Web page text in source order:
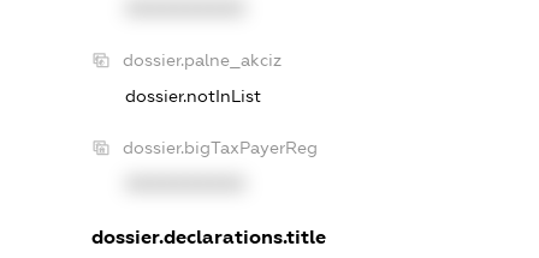
dossier.palne_akciz
dossier.notInList
dossier.bigTaxPayerReg
dossier.declarations.title